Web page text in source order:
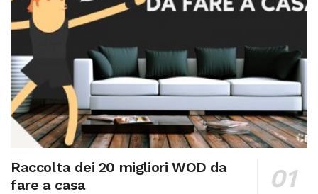
Raccolta dei 20 migliori WOD da
fare a casa